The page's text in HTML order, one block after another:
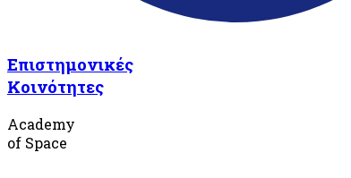
Επιστημονικές
Κοινότητες
Academy
of Space